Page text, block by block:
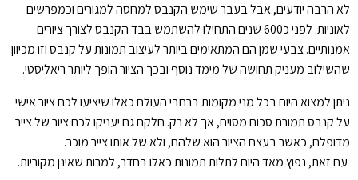
לא הרבה יודעים, אבל בעבר שימש הקנבס למחסה למגורים וכמפרשים
לאוניות. לפני כ600 שנים התחילו להשתמש בבד הקנבס לצורך ציורים
אמנותיים. צבעי שמן הם המתאימים ביותר לעיצוב תמונות על קנבס וזו מכיוון
שהשילוב מעניק תחושה של מימד נוסף ובכך הציור הופך ליותר ריאליסטי.
ניתן למצוא היום בכל מני מקומות ברחבי העולם כאלו שיציעו לכם ציור אישי
על קנבס תמורת סכום מסוים, אך לא רק. חלקם גם יעניקו לכם ציור של צייר
מדופלם, כאשר בעצם הציור הוא שלהם, ולא של אותו צייר מוכר.
עם זאת, נפוץ מאד היום לתלות תמונות כאלו בחדר, למרות שאינן מקוריות.